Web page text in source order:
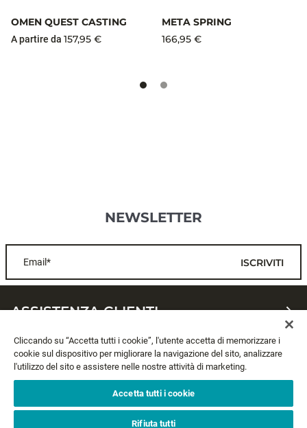
OMEN QUEST CASTING
A partire da 157,95 €
META SPRING
166,95 €
NEWSLETTER
Email* ISCRIVITI
ASSISTENZA CLIENTI
CHI SIAMO
LEGALE
Cliccando su “Accetta tutti i cookie”, l'utente accetta di memorizzare i
cookie sul dispositivo per migliorare la navigazione del sito, analizzare
l'utilizzo del sito e assistere nelle nostre attività di marketing.
Accetta tutti i cookie
Rifiuta tutti